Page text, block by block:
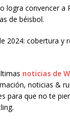
logra convencer a
de béisbol.
2024: cobertura y
noticias de
noticias &
para que no te